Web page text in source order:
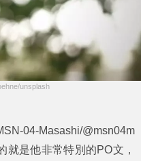
unsplash
04-Masashi/@msn04m
就是他非常特別的PO文，